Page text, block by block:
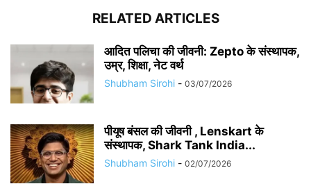
RELATED ARTICLES
आदित पलिचा की जीवनी: Zepto के संस्थापक,
उम्र, शिक्षा, नेट वर्थ
Shubham Sirohi - 03/07/2026
पीयूष बंसल की जीवनी , Lenskart के
संस्थापक, Shark Tank India...
Shubham Sirohi - 02/07/2026